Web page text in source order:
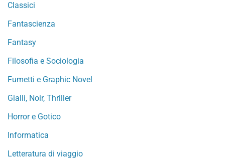
Classici
Fantascienza
Fantasy
Filosofia e Sociologia
Fumetti e Graphic Novel
Gialli, Noir, Thriller
Horror e Gotico
Informatica
Letteratura di viaggio